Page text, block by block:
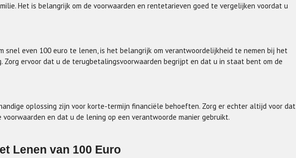
Het is belangrijk om de voorwaarden en rentetarieven goed te vergelijken voordat u
snel even 100 euro te lenen, is het belangrijk om verantwoordelijkheid te nemen bij het
Zorg ervoor dat u de terugbetalingsvoorwaarden begrijpt en dat u in staat bent om de
oplossing zijn voor korte-termijn financiële behoeften. Zorg er echter altijd voor dat
en dat u de lening op een verantwoorde manier gebruikt.
Lenen van 100 Euro